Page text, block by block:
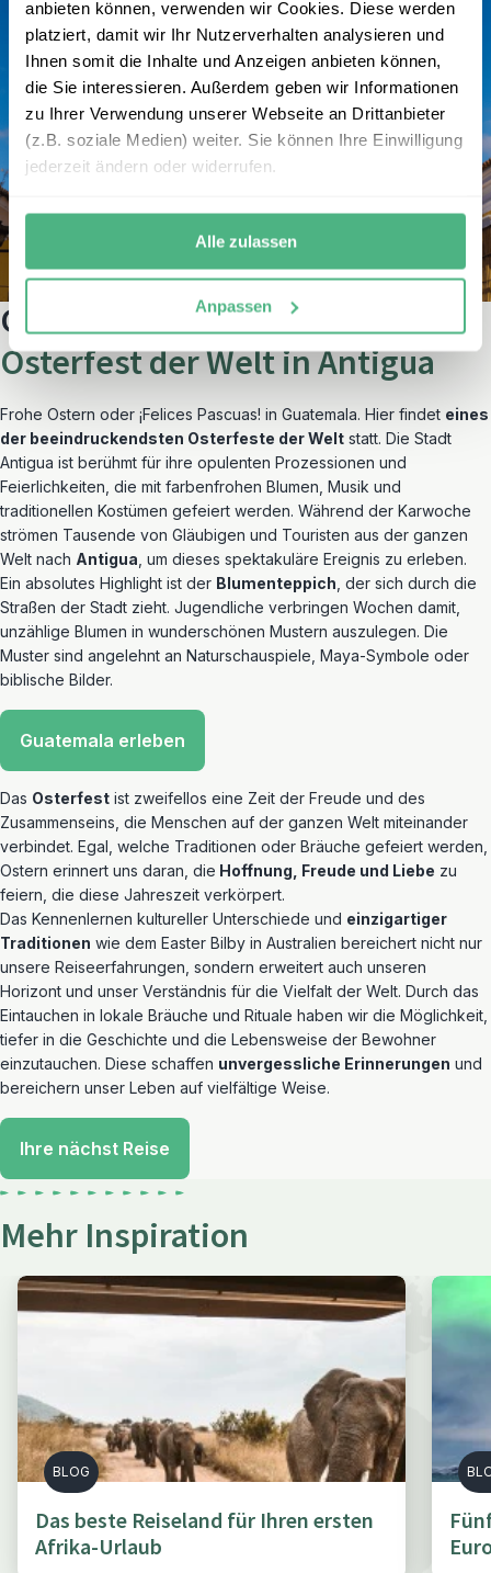
anbieten können, verwenden wir Cookies. Diese werden
platziert, damit wir Ihr Nutzerverhalten analysieren und
Ihnen somit die Inhalte und Anzeigen anbieten können,
die Sie interessieren. Außerdem geben wir Informationen
zu Ihrer Verwendung unserer Webseite an Drittanbieter
(z.B. soziale Medien) weiter. Sie können Ihre Einwilligung
jederzeit ändern oder widerrufen.
Alle zulassen
Anpassen
Guatemala –Das größte
Osterfest der Welt in Antigua
Frohe Ostern oder ¡Felices Pascuas! in Guatemala. Hier findet eines
der beeindruckendsten Osterfeste der Welt statt. Die Stadt
Antigua ist berühmt für ihre opulenten Prozessionen und
Feierlichkeiten, die mit farbenfrohen Blumen, Musik und
traditionellen Kostümen gefeiert werden. Während der Karwoche
strömen Tausende von Gläubigen und Touristen aus der ganzen
Welt nach Antigua , um dieses spektakuläre Ereignis zu erleben.
Ein absolutes Highlight ist der Blumenteppich , der sich durch die
Straßen der Stadt zieht. Jugendliche verbringen Wochen damit,
unzählige Blumen in wunderschönen Mustern auszulegen. Die
Muster sind angelehnt an Naturschauspiele, Maya-Symbole oder
biblische Bilder.
Guatemala erleben
Das Osterfest ist zweifellos eine Zeit der Freude und des
Zusammenseins, die Menschen auf der ganzen Welt miteinander
verbindet. Egal, welche Traditionen oder Bräuche gefeiert werden,
Ostern erinnert uns daran, die Hoffnung, Freude und Liebe zu
feiern, die diese Jahreszeit verkörpert.
Das Kennenlernen kultureller Unterschiede und einzigartiger
Traditionen wie dem Easter Bilby in Australien bereichert nicht nur
unsere Reiseerfahrungen, sondern erweitert auch unseren
Horizont und unser Verständnis für die Vielfalt der Welt. Durch das
Eintauchen in lokale Bräuche und Rituale haben wir die Möglichkeit,
tiefer in die Geschichte und die Lebensweise der Bewohner
einzutauchen. Diese schaffen unvergessliche Erinnerungen und
bereichern unser Leben auf vielfältige Weise.
Ihre nächst Reise
Mehr Inspiration
BLOG
Das beste Reiseland für Ihren ersten
Afrika-Urlaub